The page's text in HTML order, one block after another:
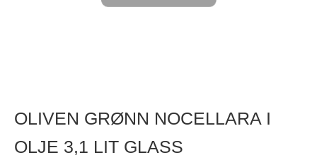
OLIVEN GRØNN NOCELLARA I
OLJE 3,1 LIT GLASS